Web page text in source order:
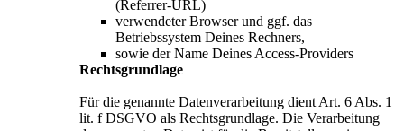
(Referrer-URL)
verwendeter Browser und ggf. das
Betriebssystem Deines Rechners,
sowie der Name Deines Access-Providers
Rechtsgrundlage
Für die genannte Datenverarbeitung dient Art. 6 Abs. 1
lit. f DSGVO als Rechtsgrundlage. Die Verarbeitung